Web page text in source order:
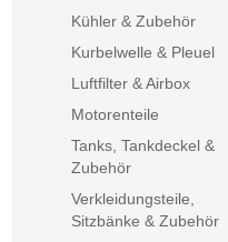
Kühler & Zubehör
Kurbelwelle & Pleuel
Luftfilter & Airbox
Motorenteile
Tanks, Tankdeckel &
Zubehör
Verkleidungsteile,
Sitzbänke & Zubehör